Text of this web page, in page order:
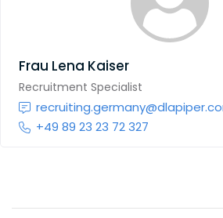
Frau Lena Kaiser
Recruitment Specialist
+49 89 23 23 72 327